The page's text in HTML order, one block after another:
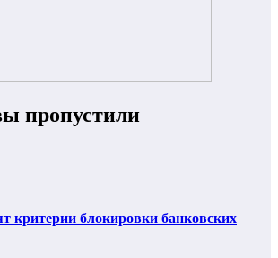
пропустили
критерии блокировки банковских